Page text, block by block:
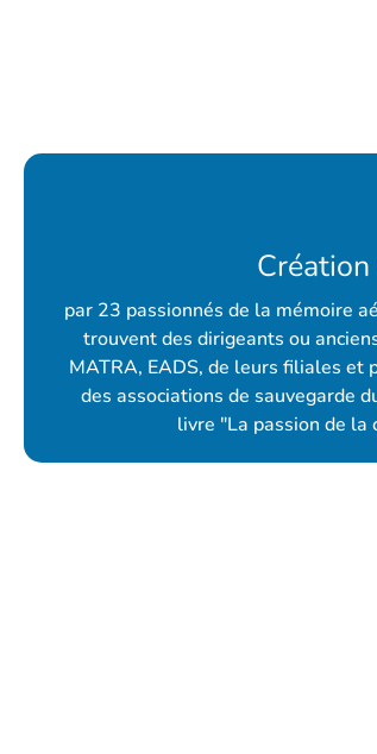
par 23 passionnés de la mémoire
trouvent des dirigeants ou
MATRA, EADS, de leurs filiales et
des associations de sauvegarde
livre "La passion de la